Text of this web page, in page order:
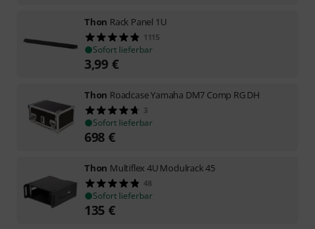
Thon Rack Panel 1U
1115
Sofort lieferbar
3,99 €
Thon Roadcase Yamaha DM7 Comp RG DH
3
Sofort lieferbar
698 €
Thon Multiflex 4U Modulrack 45
48
Sofort lieferbar
135 €